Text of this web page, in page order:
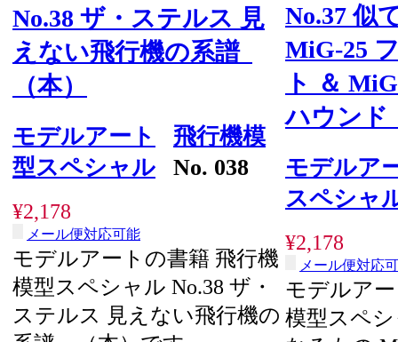
No.38 ザ・ステルス 見
えない飛行機の系譜
（本）
モデルアート
飛行機模
型スペシャル No. 038
¥2,178
メール便対応可能
モデルアートの書籍 飛行機
模型スペシャル No.38 ザ・
ステルス 見えない飛行機の
No.37 似
MiG-25
ト ＆
ハウンド
モデルア
スペシャ
¥2,178
メール便対応
モデルア
模型スペ